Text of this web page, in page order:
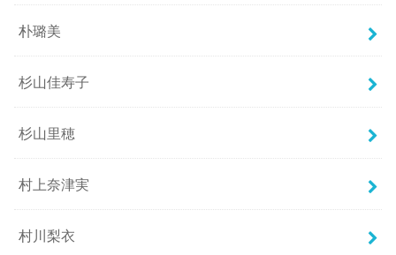
朴璐美
杉山佳寿子
杉山里穂
村上奈津実
村川梨衣